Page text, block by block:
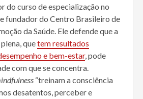
do curso de especialização no
fundador do Centro Brasileiro de
da Saúde. Ele defende que a
quetem resultados
e bem-estar, pode
com que se concentra.
“treinam a consciência
desatentos, perceber e